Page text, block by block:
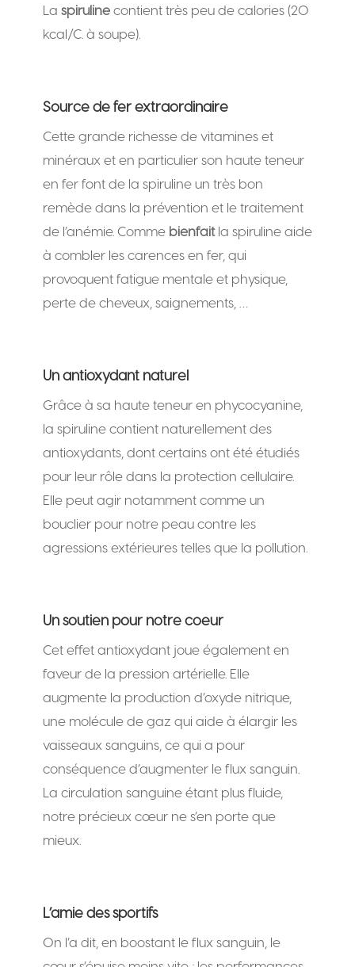
La spirulinecontient très peu de calories (20
kcal/C. à soupe).
Source de fer extraordinaire
Cette grande richesse de vitamines et
minéraux et en particulier son haute teneur
en fer font de la spiruline un très bon
remède dans la prévention et le traitement
de l’anémie. Comme bienfaitla spiruline aide
à combler les carences en fer, qui
provoquent fatigue mentale et physique,
perte de cheveux, saignements, …
Un antioxydant naturel
Grâce à sa haute teneur en phycocyanine,
la spiruline contient naturellement des
antioxydants, dont certains ont été étudiés
pour leur rôle dans la protection cellulaire.
Elle peut agir notamment comme un
bouclier pour notre peau contre les
agressions extérieures telles que la pollution.
Un soutien pour notre coeur
Cet effet antioxydant joue également en
faveur de la pression artérielle. Elle
augmente la production d’oxyde nitrique,
une molécule de gaz qui aide à élargir les
vaisseaux sanguins, ce qui a pour
conséquence d’augmenter le flux sanguin.
La circulation sanguine étant plus fluide,
notre précieux cœur ne s’en porte que
mieux.
L’amie des sportifs
On l’a dit, en boostant le flux sanguin, le